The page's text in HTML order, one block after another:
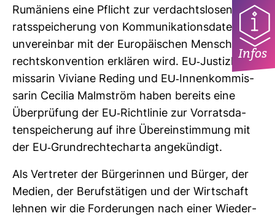
Rumä­niens eine Pflicht zur ver­dachts­losen Vor­
rats­spei­che­rung von Kom­mu­ni­ka­ti­ons­daten für
unver­einbar mit der Euro­päi­schen Men­schen­
rechts­kon­ven­tion erklären wird. EU-​Jus­tiz­kom­
mis­sarin Viviane Reding und EU-​Innen­kom­mis­
sarin Cecilia Malm­ström haben bereits eine
Über­prü­fung der EU-​Richt­linie zur Vor­rats­da­
ten­spei­che­rung auf ihre Über­ein­stim­mung mit
der EU-​Grund­rech­te­charta ange­kün­digt.
Als Ver­treter der Bür­ge­rinnen und Bürger, der
Medien, der Berufs­tä­tigen und der Wirt­schaft
lehnen wir die For­de­rungen nach einer Wie­der­
Infos